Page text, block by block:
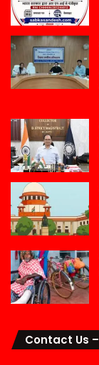
Contact Us –